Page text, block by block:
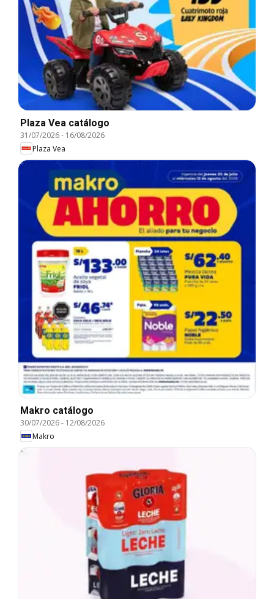
Plaza Vea catálogo
31/07/2026- 16/08/2026
Plaza Vea
Makro catálogo
30/07/2026- 12/08/2026
Makro